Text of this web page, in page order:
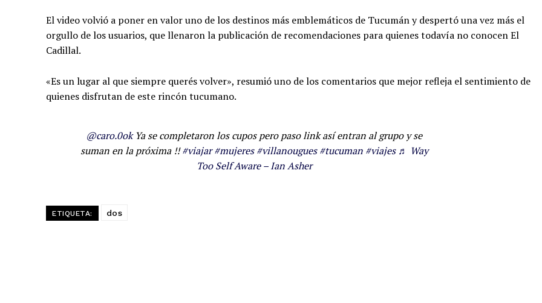
El video volvió a poner en valor uno de los destinos más emblemáticos de Tucumán y despertó una vez más el
orgullo de los usuarios, que llenaron la publicación de recomendaciones para quienes todavía no conocen El
Cadillal.
«Es un lugar al que siempre querés volver», resumió uno de los comentarios que mejor refleja el sentimiento de
quienes disfrutan de este rincón tucumano.
@caro.0okYa se completaron los cupos pero paso link así entran al grupo y se
suman en la próxima !!#viajar #mujeres #villanougues #tucuman #viajes ♬ Way
Too Self Aware – Ian Asher
ETIQUETA: dos